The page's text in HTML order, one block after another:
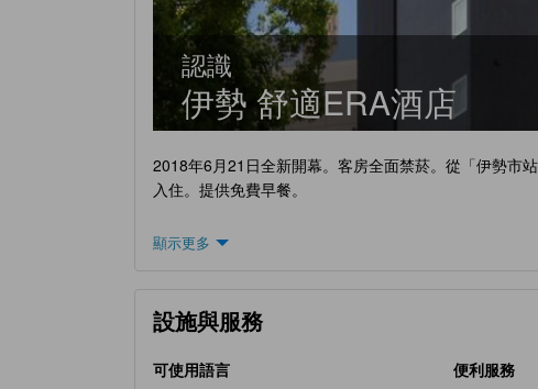
認識
伊勢 舒適ERA酒店
2018年6月21日全新開幕。客房全面禁菸。從「伊勢市
入住。提供免費早餐。
顯示更多
設施與服務
可使用語言
便利服務